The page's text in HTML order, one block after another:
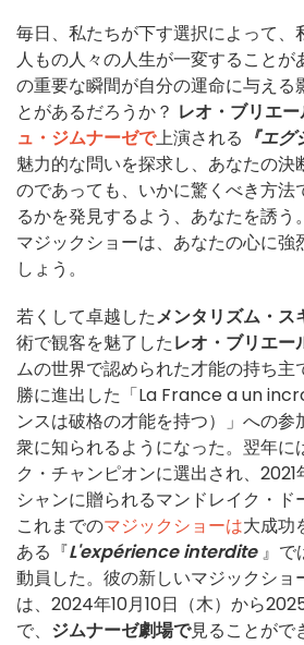
毎日、私たちが下す選択によって、
人もの人々の人生が一変することが
の重要な瞬間が自分の運命に与える
とがあるだろうか？ レオ・ブリエ
ュ・ジムナーゼで上演される 『エ
魅力的な問いを探求し、あなたの決
のであっても、いかに驚くべき方法
るかを発見するよう、あなたを誘う。
マジックショーは、あなたの心に強
しょう。
若くして卓越したメンタリズム・ス
術で観客を魅了したレオ・ブリエー
ムの世界で認められた才能の持ち主
勝に進出した「La France a un
ンスは破格の才能を持つ）」への参
衆に知られるようになった。翌年に
ク・チャンピオンに選出され、
シャンに贈られるマンドレイク・
これまでのマジックショーは大成功
ある『L'expérience interdite』で
動員した。彼の新しいマジックショ
は、2024年10月10日（木）から
で、 ジムナーゼ劇場で見ることがで